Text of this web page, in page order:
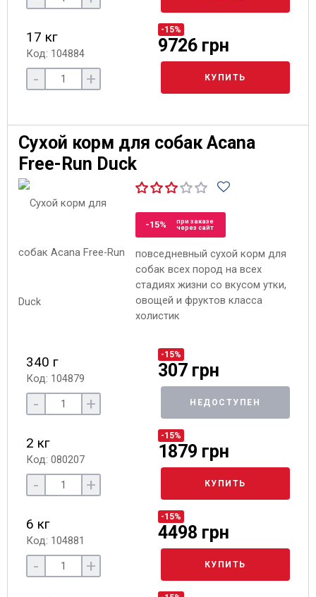
17 кг
Код: 104884
-15%
9726 грн
- + КУПИТЬ
Сухой корм для собак Acana
Free-Run Duck
-15%
при заказе
через сайт
повседневный сухой корм для
собак всех пород на всех
стадиях жизни со вкусом утки,
овощей и фруктов класса
холистик
340 г
Код: 104879
-15%
307 грн
- + НЕДОСТУПЕН
2 кг
Код: 080207
-15%
1879 грн
- + КУПИТЬ
6 кг
Код: 104881
-15%
4498 грн
- + КУПИТЬ